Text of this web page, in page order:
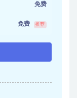
免费
免费 推荐